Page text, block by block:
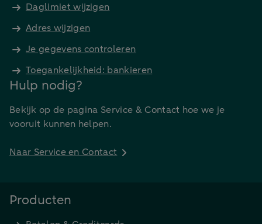
Daglimiet wijzigen
Adres wijzigen
Je gegevens controleren
Toegankelijkheid: bankieren
Hulp nodig?
Bekijk op de pagina Service & Contact hoe we je
vooruit kunnen helpen.
Naar Service en Contact
Producten